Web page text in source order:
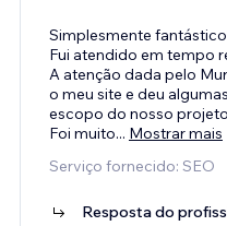
Simplesmente
Fui atendido em tempo
A atenção dada pelo
o meu site e deu
escopo do nosso
Foi muito... Mostrar mais
Serviço fornecido: SEO
Resposta do